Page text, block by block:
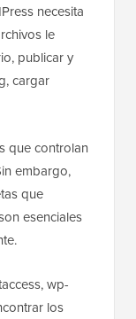
necesita
le
publicar y
cargar
que controlan
embargo,
que
esenciales
wp-
los